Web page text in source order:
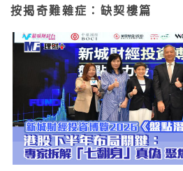
按揭奇難雜症：缺契樓篇